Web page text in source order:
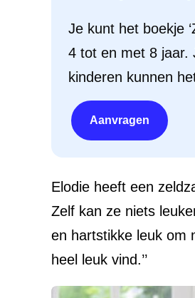
Je kunt het boekje
4 tot en met 8 jaar.
kinderen kunnen
Aanvragen
Elodie heeft een
Zelf kan ze niets
en hartstikke leuk om
heel leuk vind.’’